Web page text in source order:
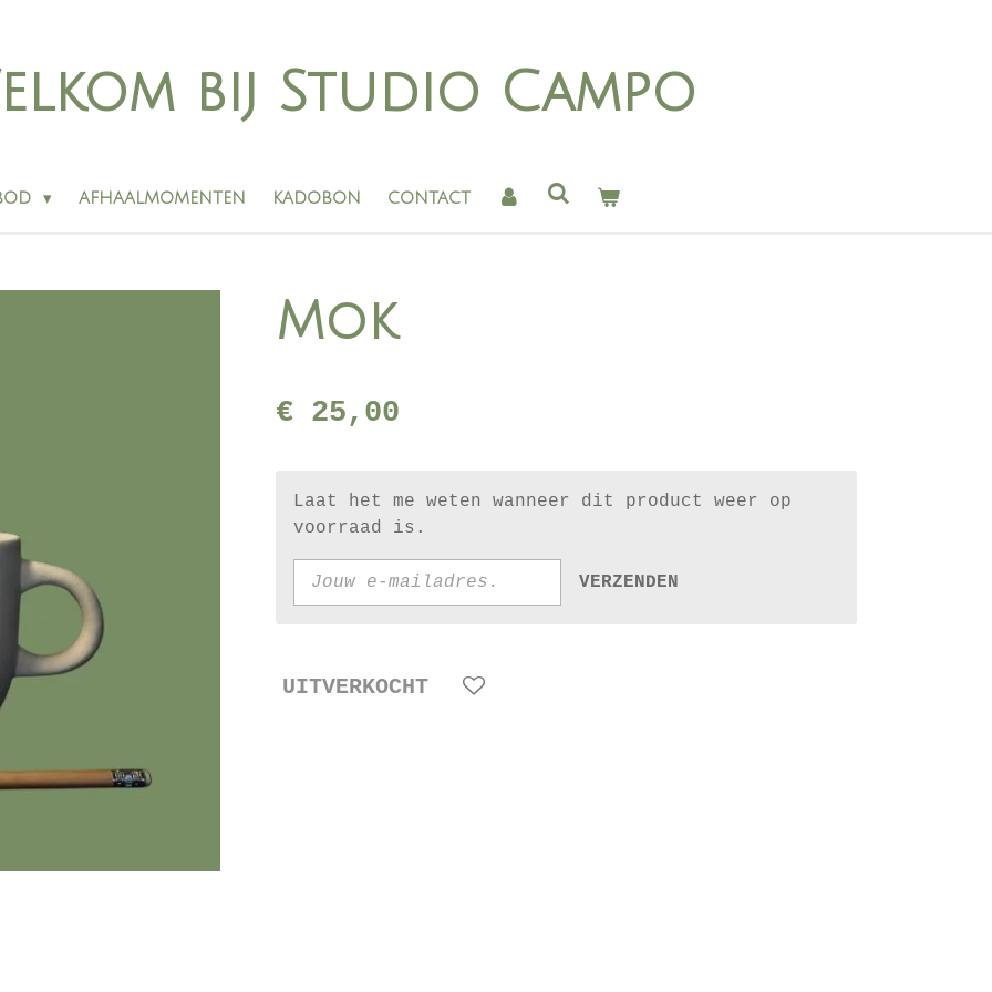
bij Studio Campo
AFHAALMOMENTEN KADOBON CONTACT
Mok
€ 25,00
Laat het me weten wanneer dit product weer op
voorraad is.
VERZENDEN
UITVERKOCHT